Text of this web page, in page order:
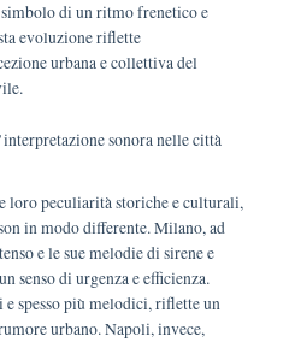
di un ritmo frenetico e
evoluzione riflette
urbana e collettiva del
sonora nelle città
loro peculiarità storiche e culturali,
in modo differente. Milano, ad
e le sue melodie di sirene e
senso di urgenza e efficienza.
spesso più melodici, riflette un
urbano. Napoli, invece,